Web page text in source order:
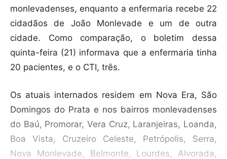
monlevadenses, enquanto a enfermaria recebe 22
cidadãos de João Monlevade e um de outra
cidade. Como comparação, o boletim dessa
quinta-feira (21) informava que a enfermaria tinha
20 pacientes, e o CTI, três.
Os atuais internados residem em Nova Era, São
Domingos do Prata e nos bairros monlevadenses
do Baú, Promorar, Vera Cruz, Laranjeiras, Loanda,
Boa Vista, Cruzeiro Celeste, Petrópolis, Serra,
Nova Monlevade, Belmonte, Lourdes, Alvorada,